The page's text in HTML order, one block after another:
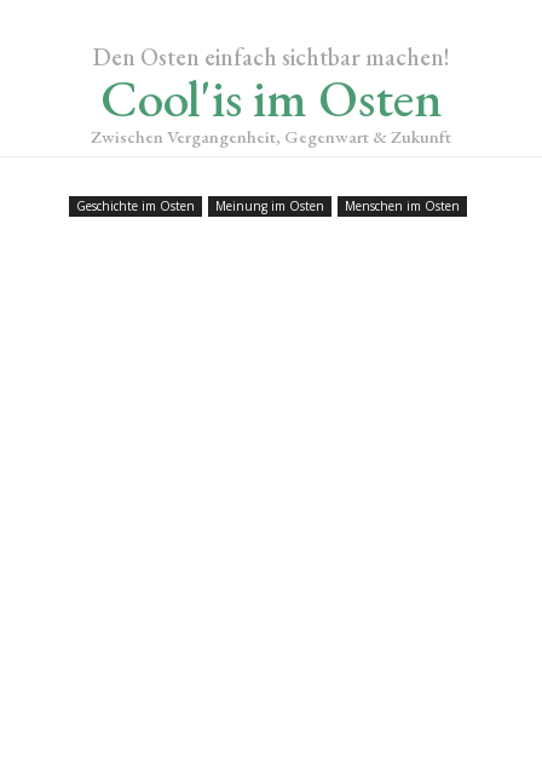
Den Osten einfach sichtbar machen!
Cool'is im Osten
Zwischen Vergangenheit, Gegenwart & Zukunft
Geschichte im Osten Meinung im Osten Menschen im Osten